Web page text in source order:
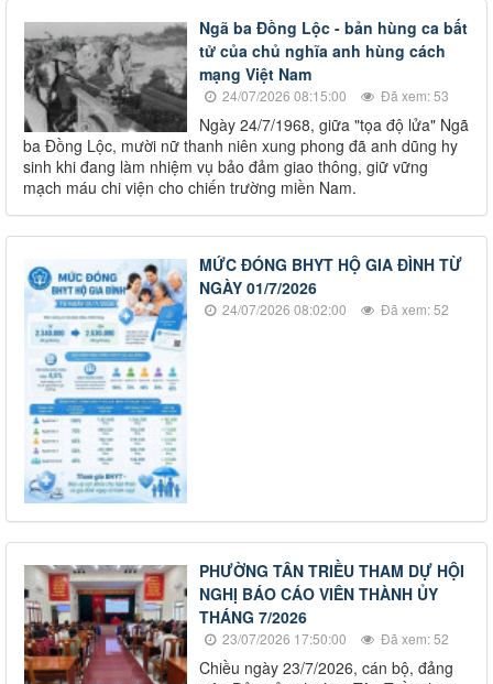
Ngã ba Đồng Lộc - bản hùng ca bất
tử của chủ nghĩa anh hùng cách
mạng Việt Nam
24/07/2026 08:15:00 Đã xem: 53
Ngày 24/7/1968, giữa "tọa độ lửa" Ngã
ba Đồng Lộc, mười nữ thanh niên xung phong đã anh dũng hy
sinh khi đang làm nhiệm vụ bảo đảm giao thông, giữ vững
mạch máu chi viện cho chiến trường miền Nam.
MỨC ĐÓNG BHYT HỘ GIA ĐÌNH TỪ
NGÀY 01/7/2026
24/07/2026 08:02:00 Đã xem: 52
PHƯỜNG TÂN TRIỀU THAM DỰ HỘI
NGHỊ BÁO CÁO VIÊN THÀNH ỦY
THÁNG 7/2026
23/07/2026 17:50:00 Đã xem: 52
Chiều ngày 23/7/2026, cán bộ, đảng